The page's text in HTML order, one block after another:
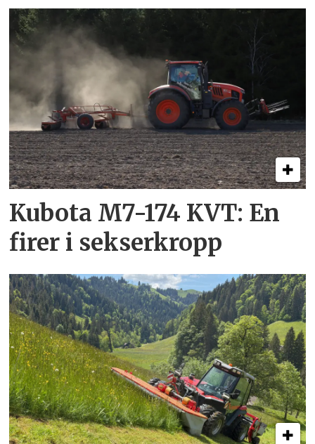
Kubota M7-174 KVT: En
firer i sekserkropp